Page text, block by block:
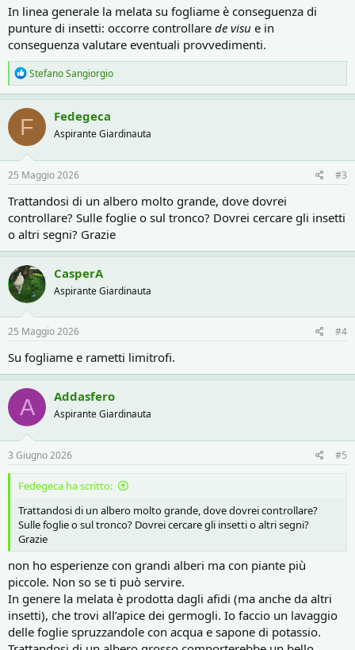
In linea generale la melata su fogliame è conseguenza di
punture di insetti: occorre controllare de visu e in
conseguenza valutare eventuali provvedimenti.
R
e
a
c
t
o
n
s
:
Stefano Sangiorgio
F Fedegeca
Aspirante Giardinauta
25 Maggio 2026 #3
Trattandosi di un albero molto grande, dove dovrei
controllare? Sulle foglie o sul tronco? Dovrei cercare gli insetti
o altri segni? Grazie
CasperA
Aspirante Giardinauta
25 Maggio 2026 #4
Su fogliame e rametti limitrofi.
A Addasfero
Aspirante Giardinauta
3 Giugno 2026 #5
Fedegeca ha scritto:
Trattandosi di un albero molto grande, dove dovrei controllare?
Sulle foglie o sul tronco? Dovrei cercare gli insetti o altri segni?
Grazie
non ho esperienze con grandi alberi ma con piante più
piccole. Non so se ti può servire.
In genere la melata è prodotta dagli afidi (ma anche da altri
insetti), che trovi all’apice dei germogli. Io faccio un lavaggio
delle foglie spruzzandole con acqua e sapone di potassio.